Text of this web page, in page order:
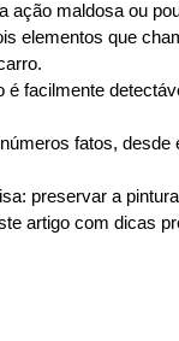
ação maldosa ou
elementos que
facilmente
fatos,
preservar a
artigo com dicas